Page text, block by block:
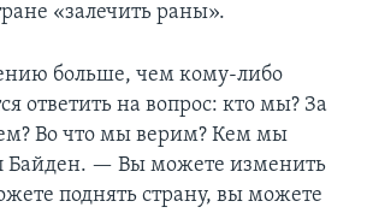
«залечить раны».
больше, чем кому-либо
ответить на вопрос: кто мы? За
Во что мы верим? Кем мы
Байден. — Вы можете изменить
поднять страну, вы можете